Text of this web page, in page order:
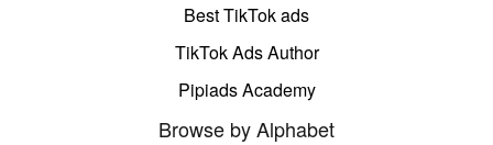
Best TikTok ads
TikTok Ads Author
Pipiads Academy
Browse by Alphabet